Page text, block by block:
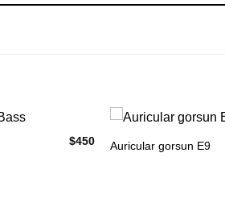
$450 Auricular gorsun E9